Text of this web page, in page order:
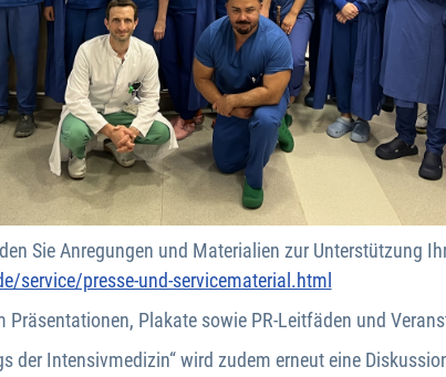
Sie Anregungen und Materialien zur Unterstützung
service/presse-und-servicematerial.html
Präsentationen, Plakate sowie PR-Leitfäden und
der Intensivmedizin“ wird zudem erneut eine